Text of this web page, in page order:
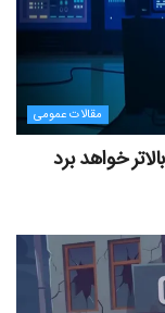
مقالات عمومی
خواهد برد